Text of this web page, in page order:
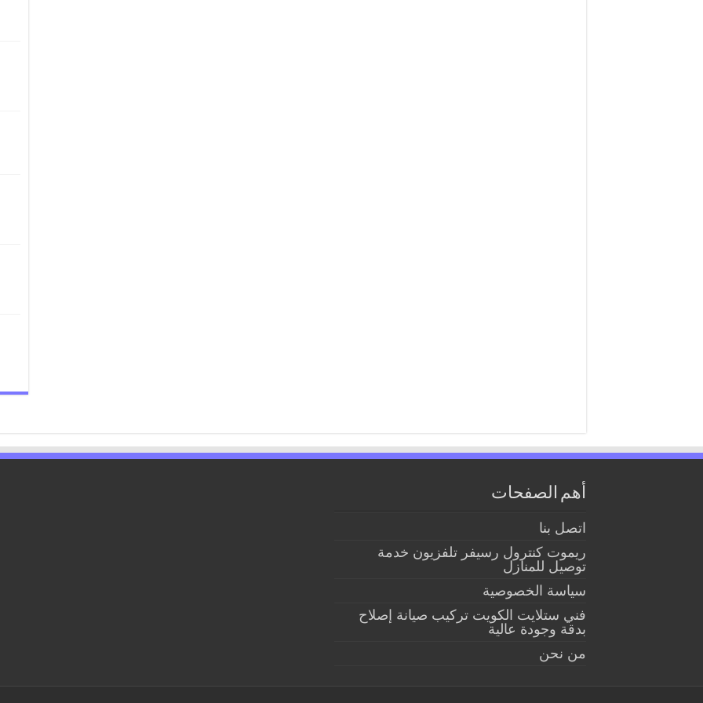
أهم الصفحات
اتصل بنا
ريموت كنترول رسيفر تلفزيون خدمة
توصيل للمنازل
سياسة الخصوصية
فني ستلايت الكويت تركيب صيانة إصلاح
بدقة وجودة عالية
من نحن